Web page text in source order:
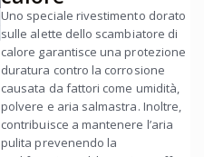
Uno speciale rivestimento dorato
sulle alette dello scambiatore di
calore garantisce una protezione
duratura contro la corrosione
causata da fattori come umidità,
polvere e aria salmastra. Inoltre,
contribuisce a mantenere l’aria
pulita prevenendo la